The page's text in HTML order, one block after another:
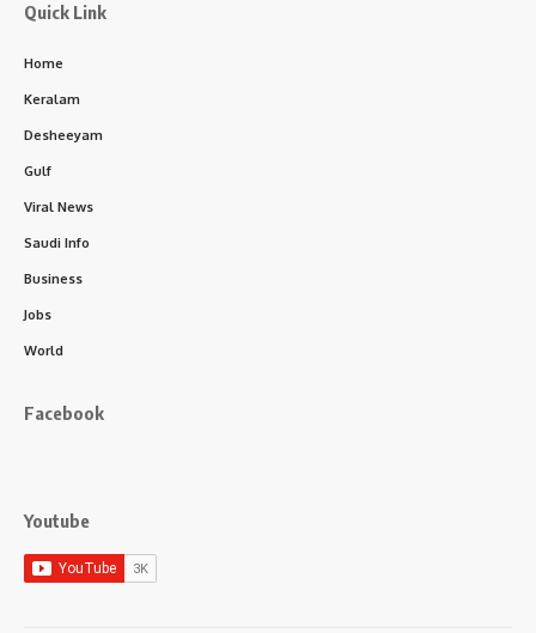
Quick Link
Home
Keralam
Desheeyam
Gulf
Viral News
Saudi Info
Business
Jobs
World
Facebook
Youtube